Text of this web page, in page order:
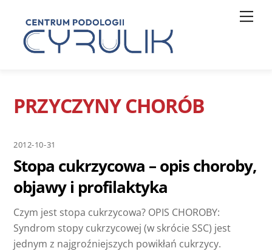
content
PRZYCZYNY CHORÓB
2012-10-31
Stopa cukrzycowa – opis choroby,
objawy i profilaktyka
Czym jest stopa cukrzycowa? OPIS CHOROBY:
Syndrom stopy cukrzycowej (w skrócie SSC) jest
jednym z najgroźniejszych powikłań cukrzycy.